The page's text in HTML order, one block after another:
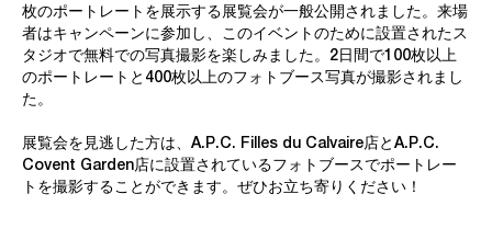
枚のポートレートを展示する展覧会が一般公開されました。来場
者はキャンペーンに参加し、このイベントのために設置されたス
タジオで無料での写真撮影を楽しみました。2日間で100枚以上
のポートレートと400枚以上のフォトブース写真が撮影されまし
た。
展覧会を見逃した方は、A.P.C. Filles du Calvaire店とA.P.C.
Covent Garden店に設置されているフォトブースでポートレー
トを撮影することができます。ぜひお立ち寄りください！